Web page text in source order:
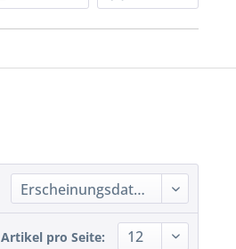
Artikel pro Seite: